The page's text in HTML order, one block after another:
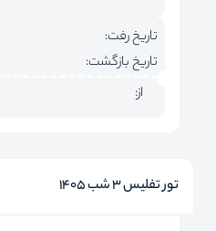
تاریخ رفت:
تاریخ بازگشت:
از:
تور تفلیس 3 شب 1405